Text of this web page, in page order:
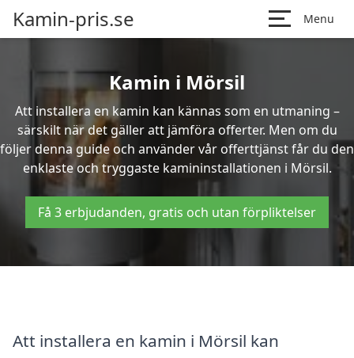
Kamin-pris.se Menu
Kamin i Mörsil
Att installera en kamin kan kännas som en utmaning –
särskilt när det gäller att jämföra offerter. Men om du
följer denna guide och använder vår offerttjänst får du den
enklaste och tryggaste kamininstallationen i Mörsil.
Få 3 erbjudanden, gratis och utan förpliktelser
Att installera en kamin i Mörsil kan